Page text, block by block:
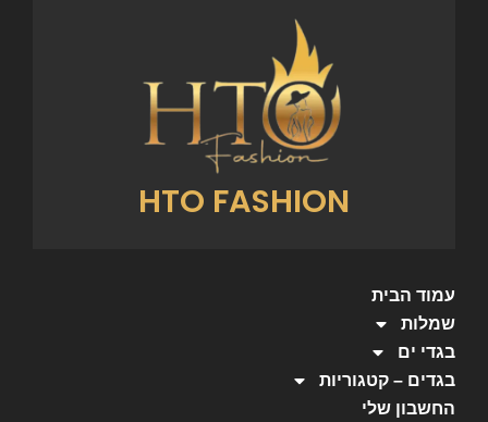
HTO FASHION
עמוד הבית
שמלות
בגדי ים
בגדים – קטגוריות
החשבון שלי